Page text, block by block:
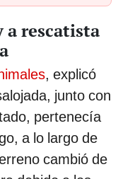
a rescatista
, explicó
junto con
pertenecía
a lo largo de
cambió de